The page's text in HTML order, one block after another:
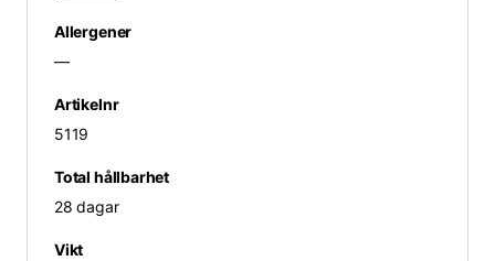
Allergener
—
Artikelnr
5119
Total hållbarhet
28 dagar
Vikt